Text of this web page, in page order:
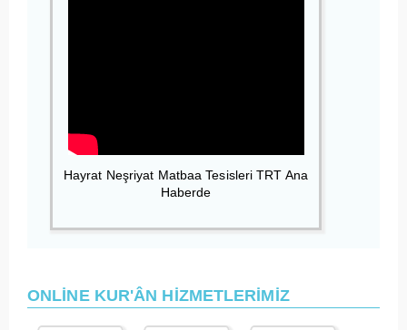
Hayrat Neşriyat Matbaa Tesisleri TRT Ana
Haberde
ONLİNE KUR'ÂN HİZMETLERİMİZ